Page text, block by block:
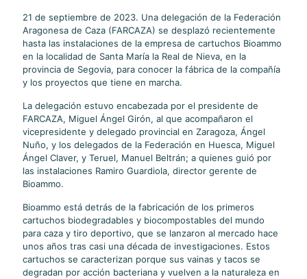
21 de septiembre de 2023. Una delegación de la Federación
Aragonesa de Caza (FARCAZA) se desplazó recientemente
hasta las instalaciones de la empresa de cartuchos Bioammo
en la localidad de Santa María la Real de Nieva, en la
provincia de Segovia, para conocer la fábrica de la compañía
y los proyectos que tiene en marcha.
La delegación estuvo encabezada por el presidente de
FARCAZA, Miguel Ángel Girón, al que acompañaron el
vicepresidente y delegado provincial en Zaragoza, Ángel
Nuño, y los delegados de la Federación en Huesca, Miguel
Ángel Claver, y Teruel, Manuel Beltrán; a quienes guió por
las instalaciones Ramiro Guardiola, director gerente de
Bioammo.
Bioammo está detrás de la fabricación de los primeros
cartuchos biodegradables y biocompostables del mundo
para caza y tiro deportivo, que se lanzaron al mercado hace
unos años tras casi una década de investigaciones. Estos
cartuchos se caracterizan porque sus vainas y tacos se
degradan por acción bacteriana y vuelven a la naturaleza en